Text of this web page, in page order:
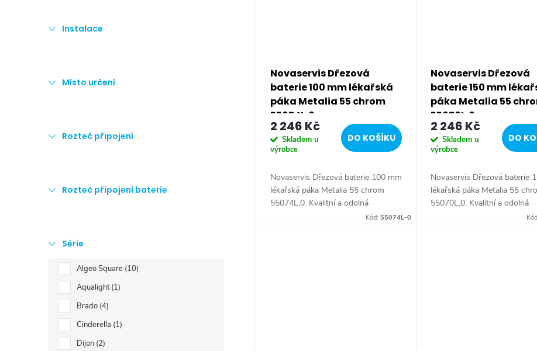
Instalace
Místo určení
Rozteč připojení
Rozteč připojení baterie
Série
Algeo Square 10
Aqualight 1
Brado 4
Cinderella 1
Dijon 2
Novaservis Dřezová
baterie 100 mm lékařská
páka Metalia 55 chrom
55074L,0
2 246 Kč
Skladem u
výrobce
DO KOŠÍKU
Novaservis Dřezová baterie 100 mm
lékařská páka Metalia 55 chrom
55074L,0. Kvalitní a odolná
keramická kartuše KEROX 35 mm s
Kód: 55074L-0
Novaservis Dřezová
baterie 150 mm
páka Metalia 55
55070L,0
2 246 Kč
Skladem u
výrobce
DO
Novaservis Dřezová baterie
lékařská páka Metalia 55
55070L,0. Kvalitní a odolná
keramická kartuše KEROX